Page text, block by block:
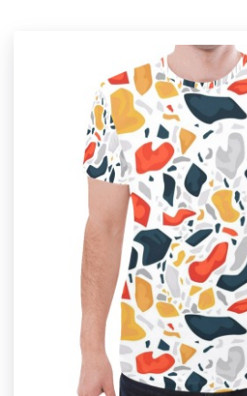
【特别说明】此尺码数据因测量方
内的属于正常现象。
【产品尺码】
设计提示：定制区域为
以定制），上传透明底PNG图片
Custom Double Slot Wooden Ring
【Type】Wood
【Product description】it's a
precious gems. Its unique design
while the soft interior delicately
embodying meticulous care for
【Applicable scenarios】Ideal